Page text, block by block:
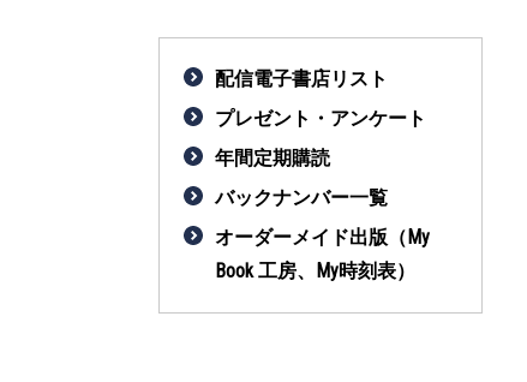
配信電子書店リスト
プレゼント・アンケート
年間定期購読
バックナンバー一覧
オーダーメイド出版（My
Book 工房、My時刻表）